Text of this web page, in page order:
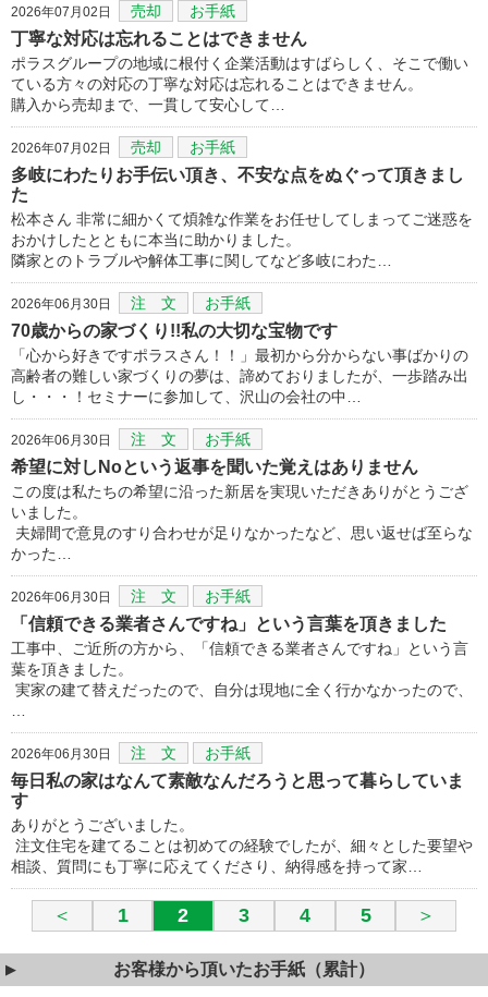
2026年07月02日 売却 お手紙
丁寧な対応は忘れることはできません
ポラスグループの地域に根付く企業活動はすばらしく、そこで働い
ている方々の対応の丁寧な対応は忘れることはできません。
購入から売却まで、一貫して安心して…
2026年07月02日 売却 お手紙
多岐にわたりお手伝い頂き、不安な点をぬぐって頂きまし
た
松本さん 非常に細かくて煩雑な作業をお任せしてしまってご迷惑を
おかけしたとともに本当に助かりました。
隣家とのトラブルや解体工事に関してなど多岐にわた…
2026年06月30日 注 文 お手紙
70歳からの家づくり!!私の大切な宝物です
「心から好きですポラスさん！！」最初から分からない事ばかりの
高齢者の難しい家づくりの夢は、諦めておりましたが、一歩踏み出
し・・・！セミナーに参加して、沢山の会社の中…
2026年06月30日 注 文 お手紙
希望に対しNoという返事を聞いた覚えはありません
この度は私たちの希望に沿った新居を実現いただきありがとうござ
いました。
夫婦間で意見のすり合わせが足りなかったなど、思い返せば至らな
かった…
2026年06月30日 注 文 お手紙
「信頼できる業者さんですね」という言葉を頂きました
工事中、ご近所の方から、「信頼できる業者さんですね」という言
葉を頂きました。
実家の建て替えだったので、自分は現地に全く行かなかったので、
2026年06月30日 注 文 お手紙
毎日私の家はなんて素敵なんだろうと思って暮らしていま
す
ありがとうございました。
注文住宅を建てることは初めての経験でしたが、細々とした要望や
相談、質問にも丁寧に応えてくださり、納得感を持って家…
＜ 1 2 3 4 5 ＞
お客様から頂いたお手紙（累計）